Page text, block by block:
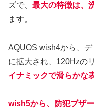
ズで、 最大の特徴は、
ます。
AQUOS wish4から、
に拡大され、120Hzの
イナミックで滑らかな
wish5から、防犯ブザ